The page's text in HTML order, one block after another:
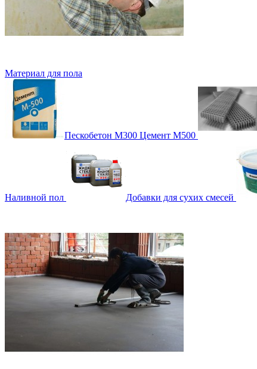
Материал для пола
Пескобетон М300 Цемент М500
Наливной пол Добавки для сухих смесей